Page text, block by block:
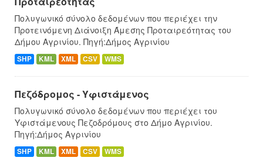
Πολυγωνικό σύνολο δεδομένων που περιέχει την
Προτεινόμενη Διάνοιξη Άμεσης Προταιρεότητας του
Δήμου Αγρινίου. Πηγή:Δήμος Αγρινίου
SHP KML XML CSV WMS
Πεζόδρομος - Υφιστάμενος
Πολυγωνικό σύνολο δεδομένων που περιέχει του
Υφιστάμενους Πεζοδρόμους στο Δήμο Αγρινίου.
Πηγή:Δήμος Αγρινίου
SHP KML XML CSV WMS